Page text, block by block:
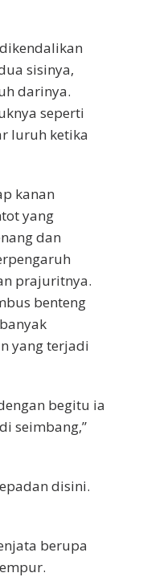
sisinya,
darinya.
seperti
luruh ketika
kanan
yang
dan
prajuritnya.
benteng
yang terjadi
begitu ia
seimbang,”
disini.
berupa